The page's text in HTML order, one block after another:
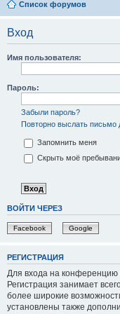
Список форумов
Вход
Имя пользователя:
Пароль:
Забыли пароль?
Повторно выслать письмо
Запомнить меня
Скрыть моё
ВОЙТИ ЧЕРЕЗ
Facebook Google
РЕГИСТРАЦИЯ
Для входа на
Регистрация занимает
более широкие
установлены также